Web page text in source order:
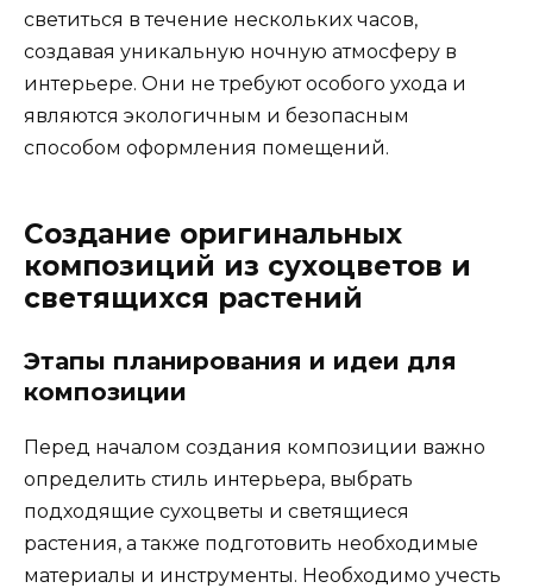
светиться в течение нескольких часов,
создавая уникальную ночную атмосферу в
интерьере. Они не требуют особого ухода и
являются экологичным и безопасным
способом оформления помещений.
Создание оригинальных
композиций из сухоцветов и
светящихся растений
Этапы планирования и идеи для
композиции
Перед началом создания композиции важно
определить стиль интерьера, выбрать
подходящие сухоцветы и светящиеся
растения, а также подготовить необходимые
материалы и инструменты. Необходимо учесть